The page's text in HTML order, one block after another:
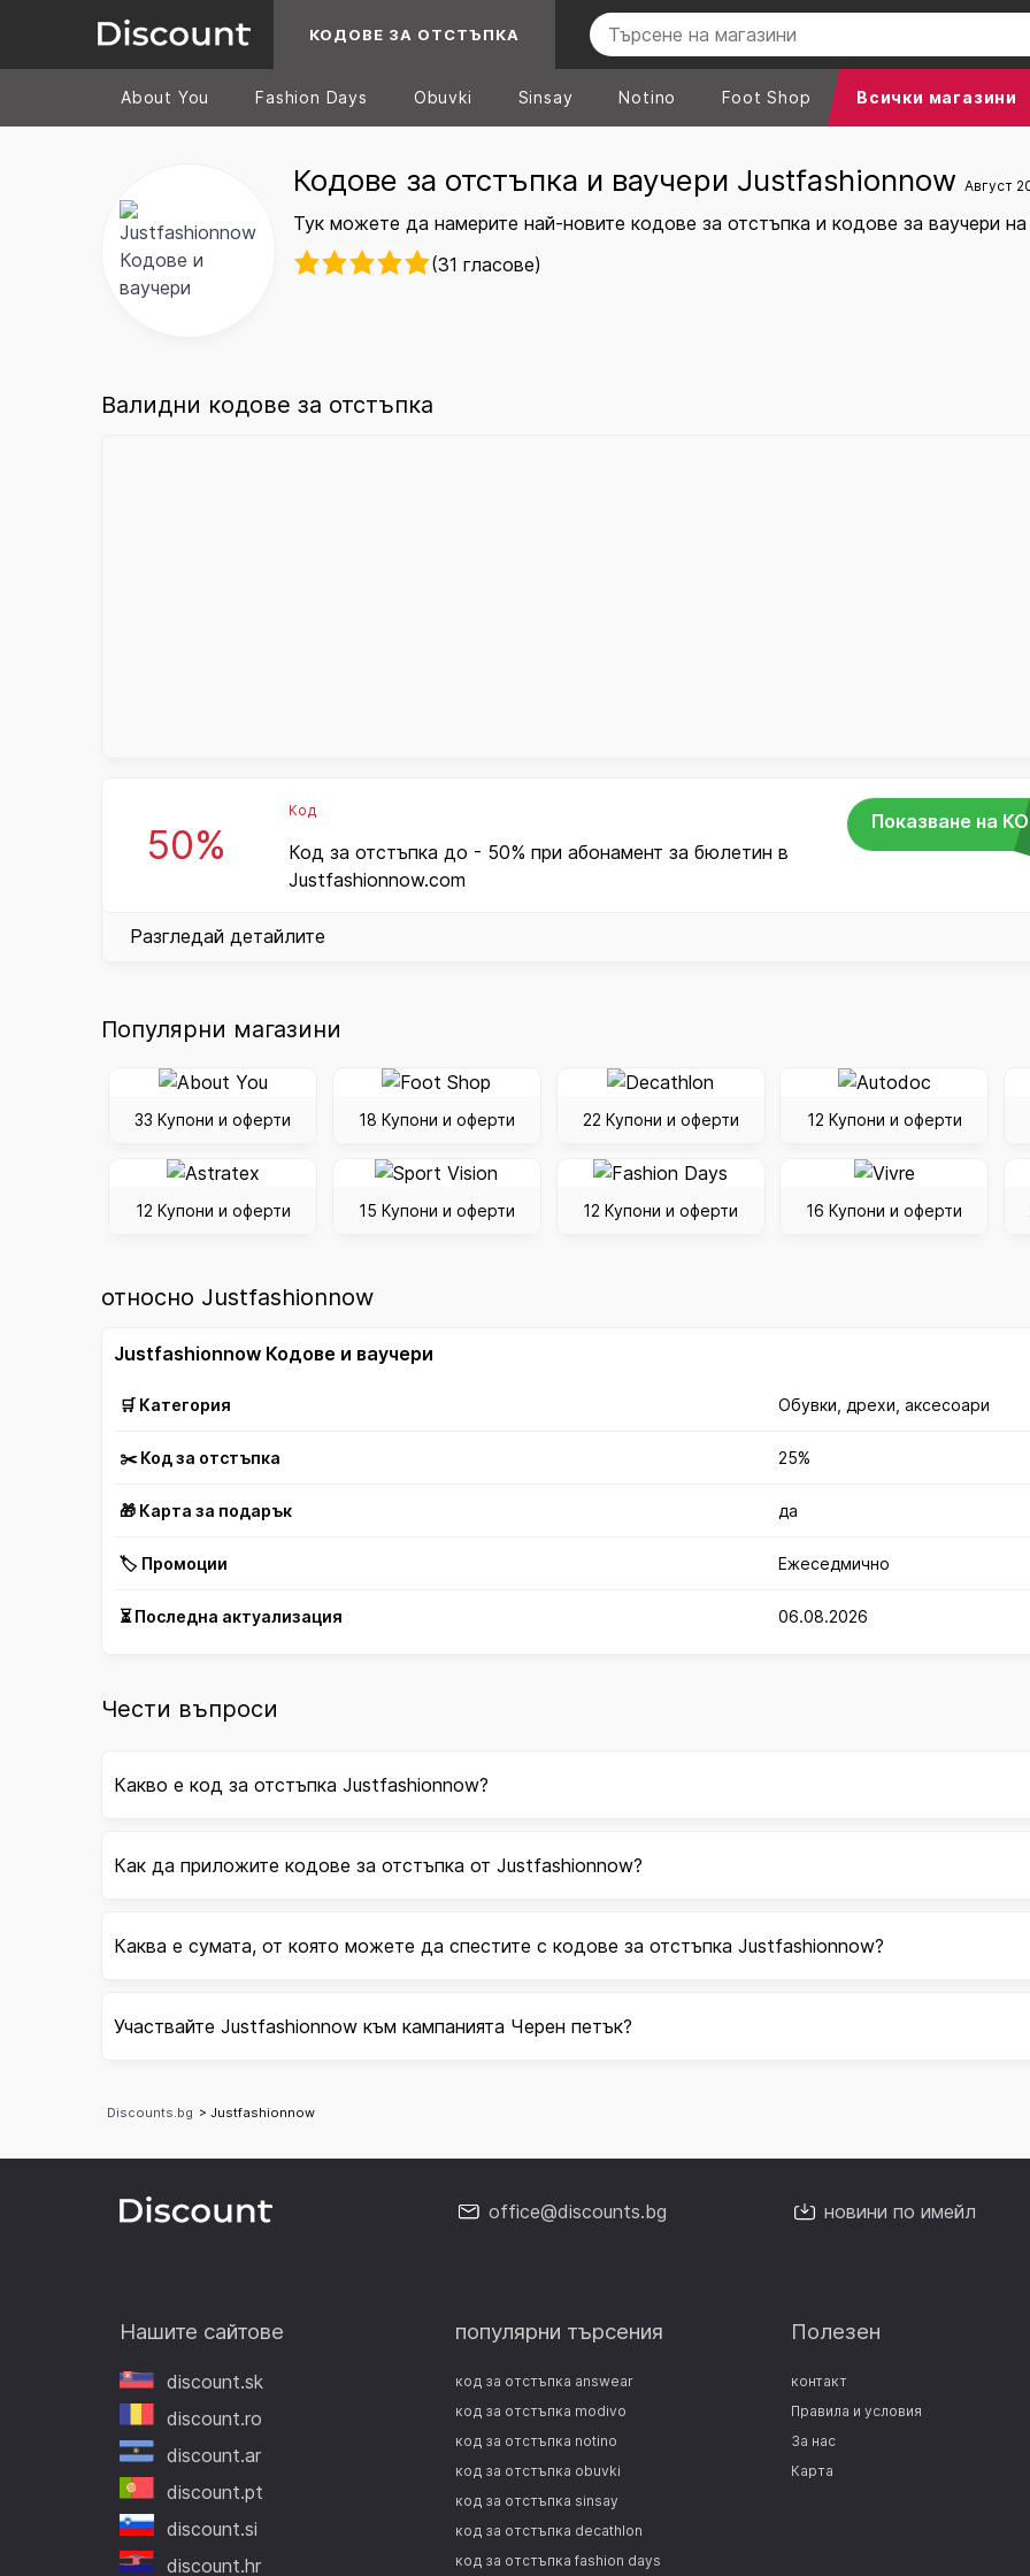
КОДОВЕ ЗА ОТСТЪПКА
About You Fashion Days Obuvki Sinsay Notino Foot Shop Всички магазини
Кодове за отстъпка и ваучери Justfashionnow Август
Тук можете да намерите най-новите кодове за отстъпка и кодове за ваучери
(31 гласове)
Валидни кодове за отстъпка
50%
Код
Код за отстъпка до - 50% при абонамент за бюлетин в
Justfashionnow.com
Показване на
Разгледай детайлите
Популярни магазини
33 Купони и оферти 18 Купони и оферти 22 Купони и оферти 12 Купони и оферти
12 Купони и оферти 15 Купони и оферти 12 Купони и оферти 16 Купони и оферти
относно Justfashionnow
Justfashionnow Кодове и ваучери
🛒 Категория Обувки, дрехи, аксесоари
✂️ Код за отстъпка 25%
🎁 Карта за подарък да
🏷️ Промоции Ежеседмично
⏳ Последна актуализация 06.08.2026
Чести въпроси
Какво е код за отстъпка Justfashionnow?
Как да приложите кодове за отстъпка от Justfashionnow?
Каква е сумата, от която можете да спестите с кодове за отстъпка Justfashionnow?
Участвайте Justfashionnow към кампанията Черен петък?
Discounts.bg > Justfashionnow
office@discounts.bg новини по имейл
Нашите сайтове
discount.sk
discount.ro
discount.ar
discount.pt
discount.si
discount.hr
популярни търсения
код за отстъпка answear
код за отстъпка modivo
код за отстъпка notino
код за отстъпка obuvki
код за отстъпка sinsay
код за отстъпка decathlon
код за отстъпка fashion days
Полезен
контакт
Правила и условия
За нас
Карта